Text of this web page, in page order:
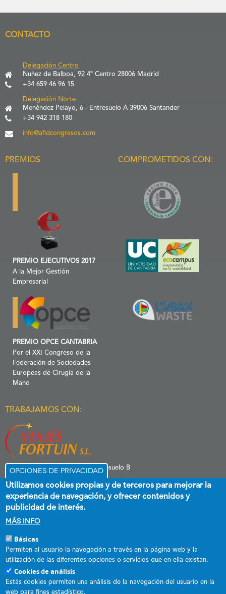
CONTACTO
Delegación Centro
Nuñez de Balboa, 92 4º Centro 28006 Madrid
+34 659 46 96 15
Delegación Norte
Menéndez Pelayo, 6 - Entresuelo A 39006 Santander
+34 942 318 180
info@afidcongresos.com
PREMIOS
PREMIO EJECUTIVOS 2017
A la Mejor Gestión
Empresarial
PREMIO OPCE CANTABRIA
Por el XXI Congreso de la
Federación de Sociedades
Europeas de Cirugía de la
Mano
COMPROMETIDOS CON:
TRABAJAMOS CON:
C/ Menéndez Pelayo 6 Entresuelo B
Esta empresa ha recibido una subvención destinada a promover el
empleo estable y de calidad, cofinanciada al 60 % por el Fondo Social
Europeo plus y el Gobierno de Cantabria a través del Programa
Operativo FSE+ de Cantabria 2021-2027.
Opciones de privacidad
Utilizamos cookies propias y de terceros para mejorar la
experiencia de navegación, y ofrecer contenidos y
publicidad de interés.
Más info
Básicas
Permiten al usuario la navegación a través en la página web y la
utilización de las diferentes opciones o servicios que en ella existan.
Cookies de análisis
Estás cookies permiten una análisis de la navegación del usuario en la
web para fines estadístico.